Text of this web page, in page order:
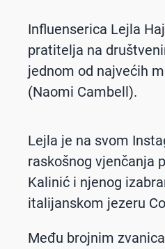
Influenserica Lejla
pratitelja na
jednom od najvećih
(Naomi Cambell).
Lejla je na svom
raskošnog vjenčanja
Kalinić i njenog
italijanskom jezeru
Među brojnim